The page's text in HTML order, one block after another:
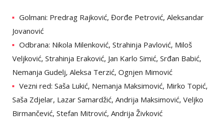
Golmani: Predrag Rajković, Đorđe Petrović, Aleksandar
Jovanović
Odbrana: Nikola Milenković, Strahinja Pavlović, Miloš
Veljković, Strahinja Eraković, Jan Karlo Simić, Srđan Babić,
Nemanja Gudelj, Aleksa Terzić, Ognjen Mimović
Vezni red: Saša Lukić, Nemanja Maksimović, Mirko Topić,
Saša Zdjelar, Lazar Samardžić, Andrija Maksimović, Veljko
Birmančević, Stefan Mitrović, Andrija Živković